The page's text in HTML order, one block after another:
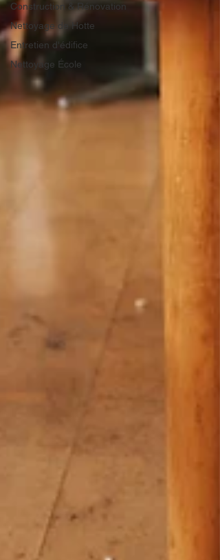
Construction & Rénovation
Nettoyage de Hotte
Entretien d'édifice
Nettoyage École